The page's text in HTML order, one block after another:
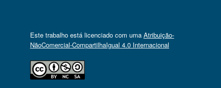
Este trabalho está licenciado com uma Atribuição-
NãoComercial-CompartilhaIgual 4.0 Internacional